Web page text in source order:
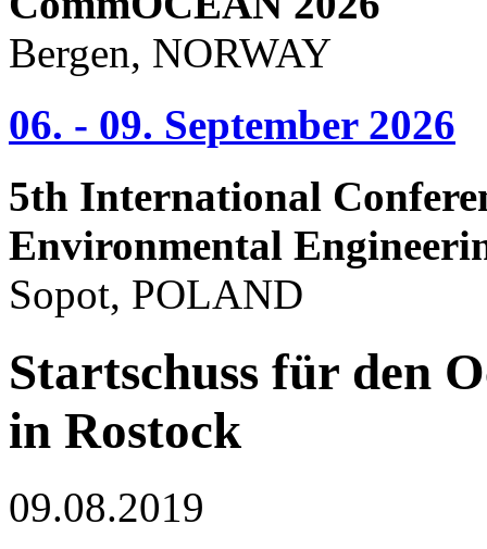
Bergen, NORWAY
06. - 09. September 2026
5th International
Environmental
Sopot, POLAND
Startschuss für den
in Rostock
09.08.2019